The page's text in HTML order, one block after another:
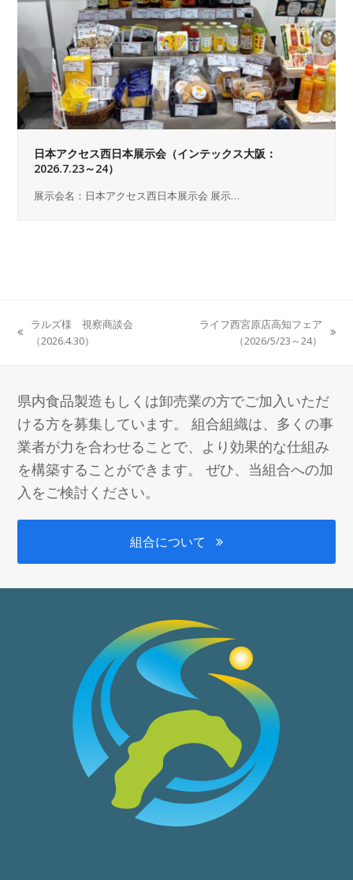
日本アクセス西日本展示会（インテックス大阪：
2026.7.23～24）
展示会名：日本アクセス西日本展示会 展示…
previous
ラルズ様 視察商談会
（2026.4.30）
ライフ西宮原店高知フェア
（2026/5/23～24）
県内食品製造もしくは卸売業の方でご加入いただ
ける方を募集しています。 組合組織は、多くの事
業者が力を合わせることで、より効果的な仕組み
を構築することができます。 ぜひ、当組合への加
入をご検討ください。
組合について